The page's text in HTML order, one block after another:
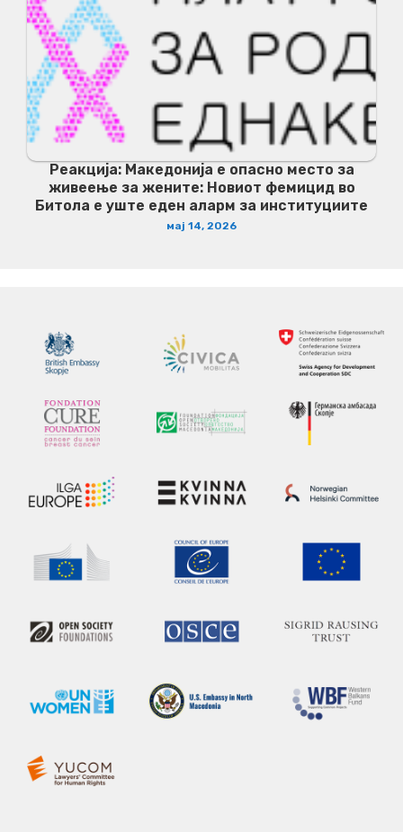
Реакција: Македонија е опасно место за
живеење за жените: Новиот фемицид во
Битола е уште еден аларм за институциите
мај 14, 2026